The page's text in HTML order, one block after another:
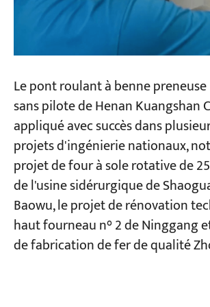
Le pont roulant à benne
sans pilote de Henan Kuangshan
appliqué avec succès dans
projets d'ingénierie nationaux,
projet de four à sole rotative de
de l'usine sidérurgique de
Baowu, le projet de rénovation
haut fourneau n° 2 de Ninggang
de fabrication de fer de qualité